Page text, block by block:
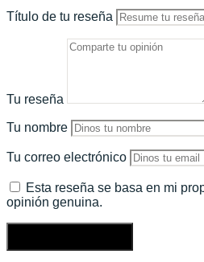
Título de tu reseña
Tu reseña
Tu nombre
Tu correo electrónico
Esta reseña se basa en mi
opinión genuina.